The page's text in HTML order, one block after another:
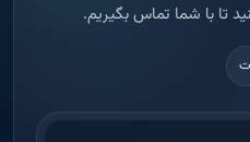
تا با شما تماس بگیریم.